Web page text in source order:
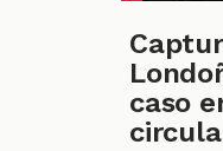
caso